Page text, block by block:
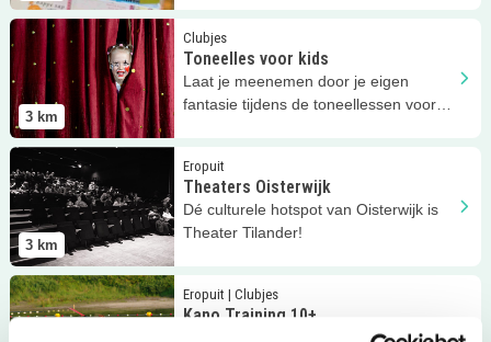
3 km
Clubjes
Toneelles voor kids
Laat je meenemen door je eigen
fantasie tijdens de toneellessen voor
Lees meer Toneelles voor kids
3 km
Eropuit
Theaters Oisterwijk
Dé culturele hotspot van Oisterwijk is
Theater Tilander!
Lees meer Theaters Oisterwijk
Eropuit | Clubjes
Kano Training 10+
Leer kanoën onder begeleiding met
Lees meer Kano Training 10+